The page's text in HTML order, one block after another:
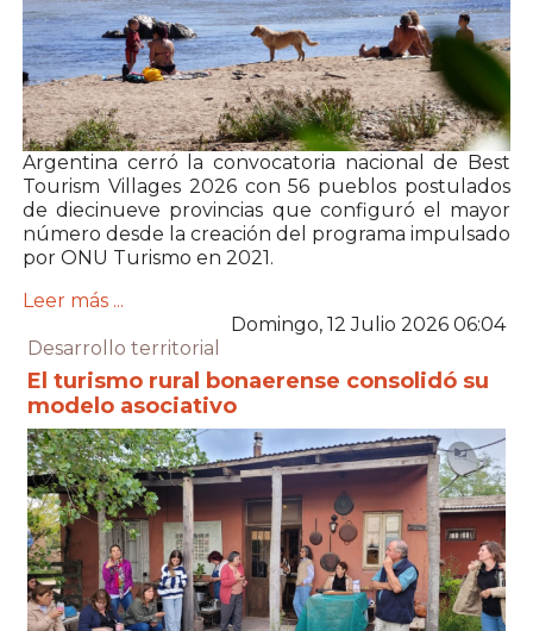
Argentina cerró la convocatoria nacional de Best
Tourism Villages 2026 con 56 pueblos postulados
de diecinueve provincias que configuró el mayor
número desde la creación del programa impulsado
por ONU Turismo en 2021.
Leer más ...
Domingo, 12 Julio 2026 06:04
Desarrollo territorial
El turismo rural bonaerense consolidó su
modelo asociativo